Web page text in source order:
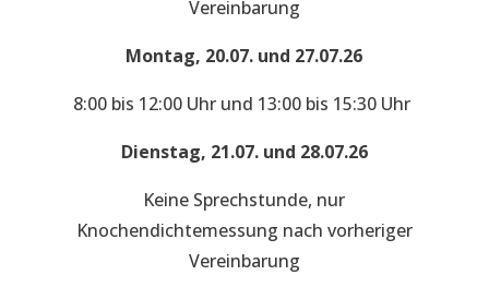
Vereinbarung
Montag, 20.07. und 27.07.26
8:00 bis 12:00 Uhr und 13:00 bis 15:30 Uhr
Dienstag, 21.07. und 28.07.26
Keine Sprechstunde, nur
Knochendichtemessung nach vorheriger
Vereinbarung